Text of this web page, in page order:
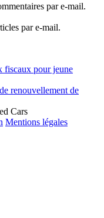
par e-mail.
par e-mail.
fiscaux pour jeune
renouvellement de
Cars
Mentions légales